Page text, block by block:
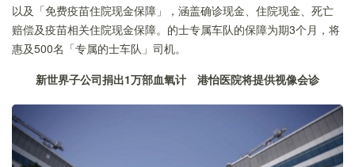
以及「免费疫苗住院现金保障」，涵盖确诊现金、住院现金、死亡
赔偿及疫苗相关住院现金保障。的士专属车队的保障为期3个月，将
惠及500名「专属的士车队」司机。
新世界子公司捐出1万部血氧计 港怡医院将提供视像会诊